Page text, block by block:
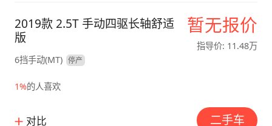
暂无报价
指导价: 11.48万
2019款 2.5T 手动四驱长轴舒适
版
6挡手动(MT) 停产
1%的人喜欢
对比 二手车